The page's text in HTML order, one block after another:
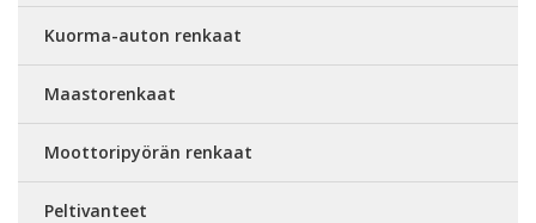
Kuorma-auton renkaat
Maastorenkaat
Moottoripyörän renkaat
Peltivanteet